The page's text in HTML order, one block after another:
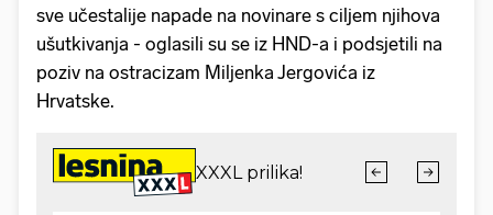
sve učestalije napade na novinare s ciljem njihova
ušutkivanja - oglasili su se iz HND-a i podsjetili na
poziv na ostracizam Miljenka Jergovića iz
Hrvatske.